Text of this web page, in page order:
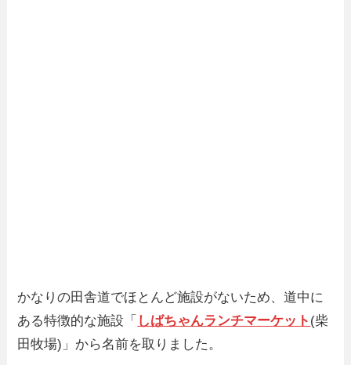
かなりの田舎道でほとんど施設がないため、道中に
ある特徴的な施設「 しばちゃんランチマーケット (柴
田牧場)」から名前を取りました。